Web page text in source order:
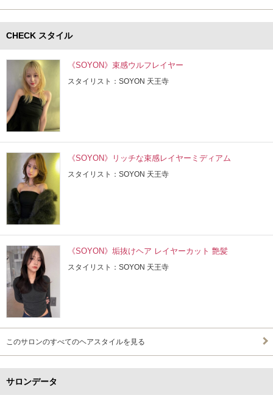
CHECK スタイル
《SOYON》束感ウルフレイヤー
スタイリスト：SOYON 天王寺
《SOYON》リッチな束感レイヤーミディアム
スタイリスト：SOYON 天王寺
《SOYON》垢抜けヘア レイヤーカット 艶髪
スタイリスト：SOYON 天王寺
このサロンのすべてのヘアスタイルを見る
サロンデータ